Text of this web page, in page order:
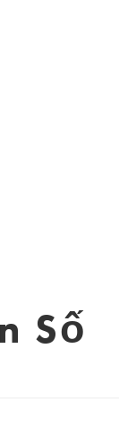
Số